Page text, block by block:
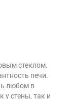
стеклом.
печи.
любом в
у стены, так и